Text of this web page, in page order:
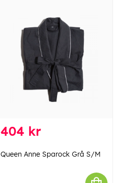
404 kr
Queen Anne Sparock Grå S/M